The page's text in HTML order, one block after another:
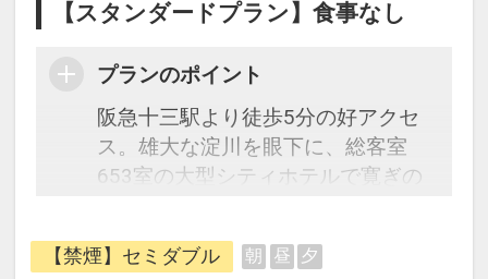
【スタンダードプラン】食事なし
プランのポイント
阪急十三駅より徒歩5分の好アクセ
ス。雄大な淀川を眼下に、総客室
653室の大型シティホテルで寛ぎの
阪急電車のハブターミナルである十
三駅からは大阪、京都、神戸に直通
【禁煙】セミダブル 朝 昼 夕